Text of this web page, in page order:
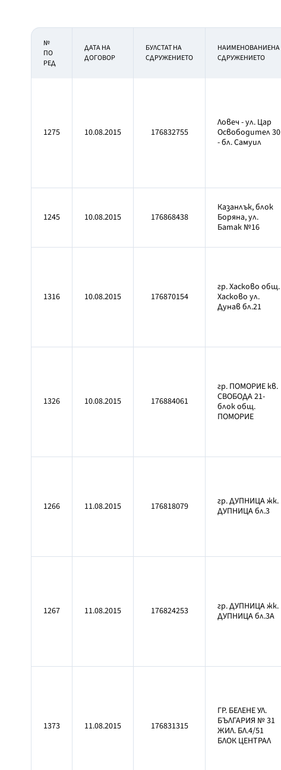
№
ПО
РЕД
ДАТА НА
ДОГОВОР
БУЛСТАТ НА
СДРУЖЕНИЕТО
НАИМЕНОВАНИЕНА
СДРУЖЕНИЕТО
1275 10.08.2015 176832755
Ловеч - ул. Цар
Освободител 30
- бл. Самуил
1245 10.08.2015 176868438
Казанлък, блок
Боряна, ул.
Батак №16
1316 10.08.2015 176870154
гр. Хасково общ.
Хасково ул.
Дунав бл.21
1326 10.08.2015 176884061
гр. ПОМОРИЕ кв.
СВОБОДА 21-
блок общ.
ПОМОРИЕ
1266 11.08.2015 176818079
гр. ДУПНИЦА жк.
ДУПНИЦА бл.3
1267 11.08.2015 176824253
гр. ДУПНИЦА жк.
ДУПНИЦА бл.3А
1373 11.08.2015 176831315
ГР. БЕЛЕНЕ УЛ.
БЪЛГАРИЯ № 31
ЖИЛ. БЛ.4/51
БЛОК ЦЕНТРАЛ